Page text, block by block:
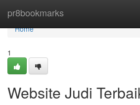
pr8bookmarks
Home
Home
1
Website Judi